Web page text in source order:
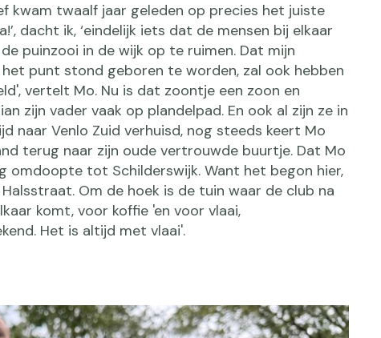
kwam twaalf jaar geleden op precies het juiste
dacht ik, ‘eindelijk iets dat de mensen bij elkaar
puinzooi in de wijk op te ruimen. Dat mijn
punt stond geboren te worden, zal ook hebben
vertelt Mo. Nu is dat zoontje een zoon en
zijn vader vaak op plandelpad. En ook al zijn ze in
naar Venlo Zuid verhuisd, nog steeds keert Mo
terug naar zijn oude vertrouwde buurtje. Dat Mo
omdoopte tot Schilderswijk. Want het begon hier,
Halsstraat. Om de hoek is de tuin waar de club na
komt, voor koffie 'en voor vlaai,
Het is altijd met vlaai'.